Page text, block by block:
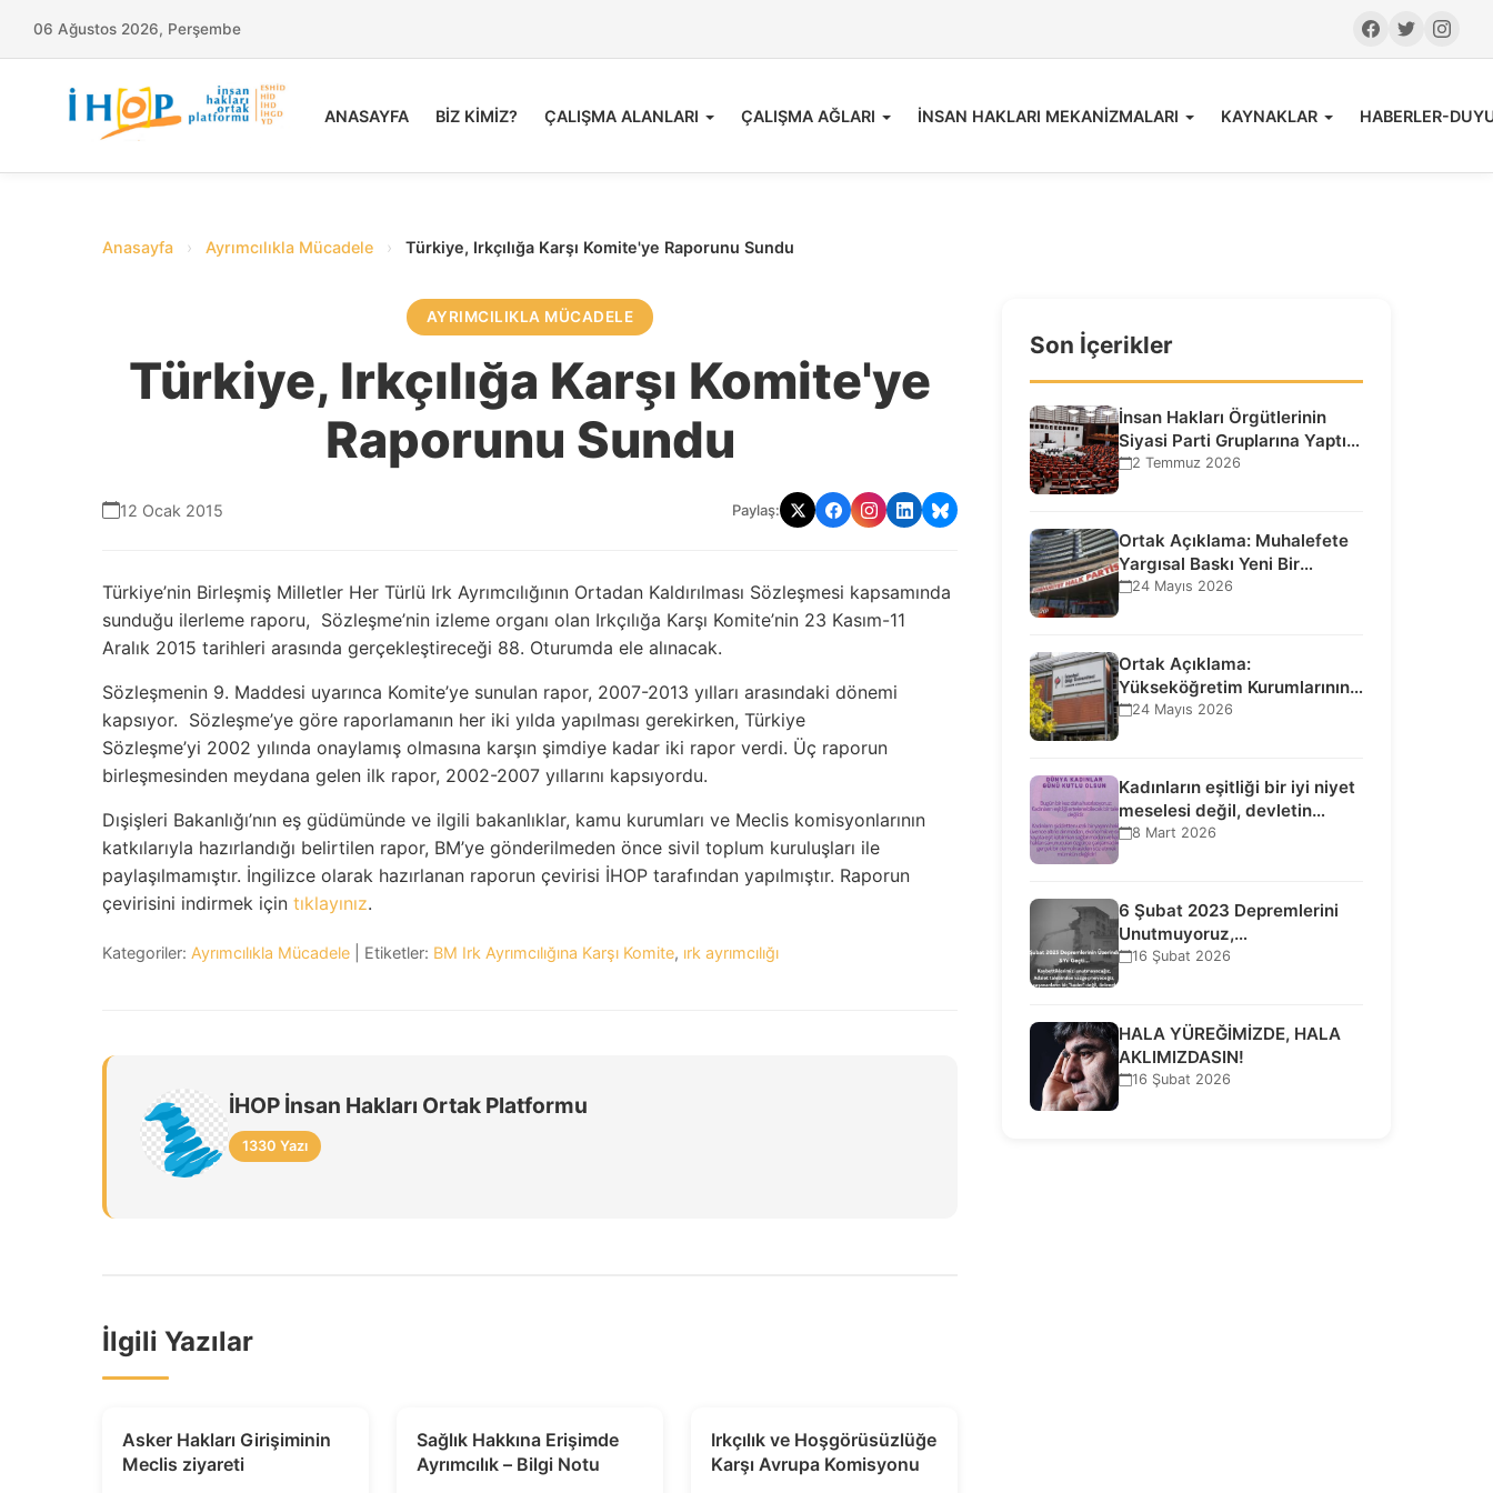
06 Ağustos 2026, Perşembe
ANASAYFA BİZ KİMİZ? ÇALIŞMA ALANLARI ÇALIŞMA AĞLARI İNSAN HAKLARI MEKANİZMALARI KAYNAKLAR HABERLER-
Anasayfa › Ayrımcılıkla Mücadele › Türkiye, Irkçılığa Karşı Komite'ye Raporunu Sundu
AYRIMCILIKLA MÜCADELE
Türkiye, Irkçılığa Karşı Komite'ye
Raporunu Sundu
12 Ocak 2015 Paylaş:
Türkiye’nin Birleşmiş Milletler Her Türlü Irk Ayrımcılığının Ortadan Kaldırılması Sözleşmesi kapsamında
sunduğu ilerleme raporu, Sözleşme’nin izleme organı olan Irkçılığa Karşı Komite’nin 23 Kasım-11
Aralık 2015 tarihleri arasında gerçekleştireceği 88. Oturumda ele alınacak.
Sözleşmenin 9. Maddesi uyarınca Komite’ye sunulan rapor, 2007-2013 yılları arasındaki dönemi
kapsıyor. Sözleşme’ye göre raporlamanın her iki yılda yapılması gerekirken, Türkiye
Sözleşme’yi 2002 yılında onaylamış olmasına karşın şimdiye kadar iki rapor verdi. Üç raporun
birleşmesinden meydana gelen ilk rapor, 2002-2007 yıllarını kapsıyordu.
Dışişleri Bakanlığı’nın eş güdümünde ve ilgili bakanlıklar, kamu kurumları ve Meclis komisyonlarının
katkılarıyla hazırlandığı belirtilen rapor, BM’ye gönderilmeden önce sivil toplum kuruluşları ile
paylaşılmamıştır. İngilizce olarak hazırlanan raporun çevirisi İHOP tarafından yapılmıştır. Raporun
çevirisini indirmek için tıklayınız.
Kategoriler: Ayrımcılıkla Mücadele | Etiketler: BM Irk Ayrımcılığına Karşı Komite, ırk ayrımcılığı
İHOP İnsan Hakları Ortak Platformu
1330 Yazı
İlgili Yazılar
Asker Hakları Girişiminin
Meclis ziyareti
Sağlık Hakkına Erişimde
Ayrımcılık – Bilgi Notu
Irkçılık ve Hoşgörüsüzlüğe
Karşı Avrupa Komisyonu
Son İçerikler
İnsan Hakları Örgütlerinin
Siyasi Parti Gruplarına Yaptığı
Ziyaretlere İlişkin
2 Temmuz 2026
Ortak Açıklama: Muhalefete
Yargısal Baskı Yeni Bir
Aşamaya Geçti: Seçilmiş…
24 Mayıs 2026
Ortak Açıklama:
Yükseköğretim Kurumlarının
Toplumsal İşlevi Kurucularının
24 Mayıs 2026
Kadınların eşitliği bir iyi niyet
meselesi değil, devletin
uluslararası insan…
8 Mart 2026
6 Şubat 2023 Depremlerini
Unutmuyoruz,
Vazgeçmiyoruz, Hesap
16 Şubat 2026
HALA YÜREĞİMİZDE, HALA
AKLIMIZDASIN!
16 Şubat 2026